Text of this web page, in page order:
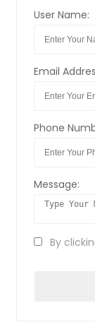
User Name:
Email
Phone
Message:
By